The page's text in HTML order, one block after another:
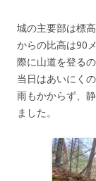
城の主要部は標
からの比高は90
際に山道を登る
当日はあいにく
雨もかからず、
ました。